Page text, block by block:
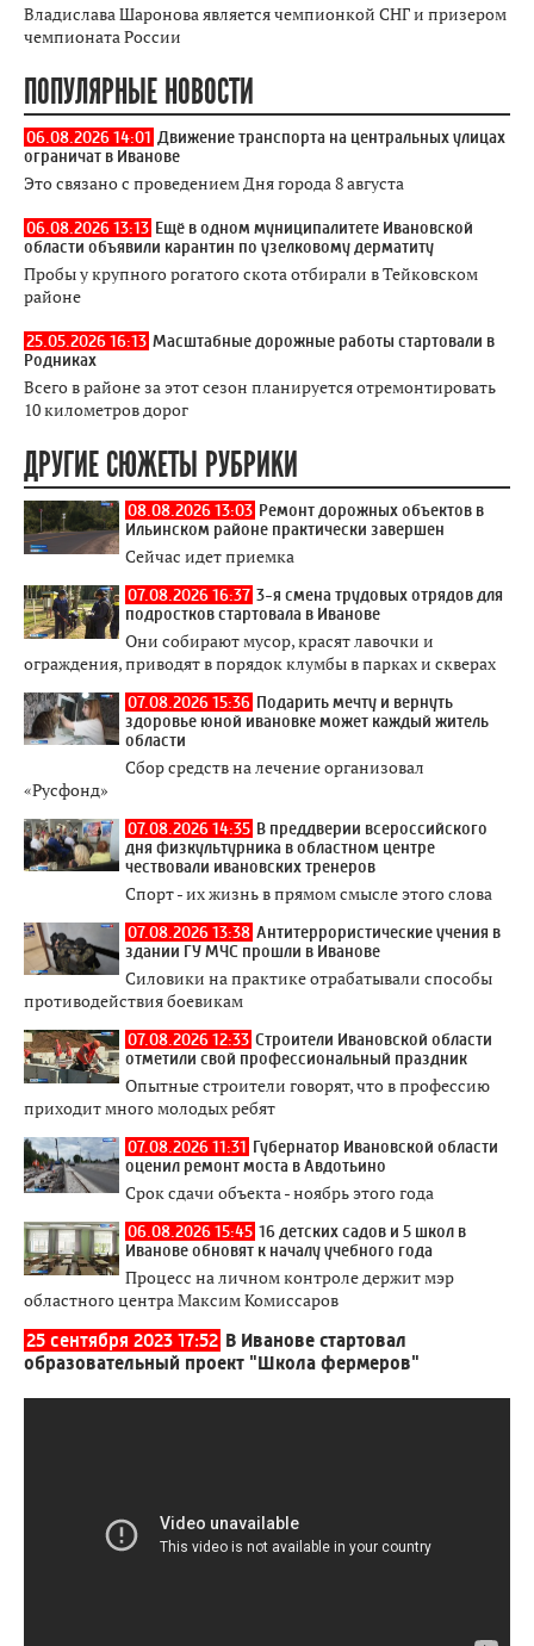
Владислава Шаронова является чемпионкой СНГ и призером
чемпионата России
ПОПУЛЯРНЫЕ НОВОСТИ
06.08.2026 14:01 Движение транспорта на центральных улицах
ограничат в Иванове
Это связано с проведением Дня города 8 августа
06.08.2026 13:13 Ещё в одном муниципалитете Ивановской
области объявили карантин по узелковому дерматиту
Пробы у крупного рогатого скота отбирали в Тейковском
районе
25.05.2026 16:13 Масштабные дорожные работы стартовали в
Родниках
Всего в районе за этот сезон планируется отремонтировать
10 километров дорог
ДРУГИЕ СЮЖЕТЫ РУБРИКИ
08.08.2026 13:03 Ремонт дорожных объектов в
Ильинском районе практически завершен
Сейчас идет приемка
07.08.2026 16:37 3-я смена трудовых отрядов для
подростков стартовала в Иванове
Они собирают мусор, красят лавочки и
ограждения, приводят в порядок клумбы в парках и скверах
07.08.2026 15:36 Подарить мечту и вернуть
здоровье юной ивановке может каждый житель
области
Сбор средств на лечение организовал
«Русфонд»
07.08.2026 14:35 В преддверии всероссийского
дня физкультурника в областном центре
чествовали ивановских тренеров
Спорт - их жизнь в прямом смысле этого слова
07.08.2026 13:38 Антитеррористические учения в
здании ГУ МЧС прошли в Иванове
Силовики на практике отрабатывали способы
противодействия боевикам
07.08.2026 12:33 Строители Ивановской области
отметили свой профессиональный праздник
Опытные строители говорят, что в профессию
приходит много молодых ребят
07.08.2026 11:31 Губернатор Ивановской области
оценил ремонт моста в Авдотьино
Срок сдачи объекта - ноябрь этого года
06.08.2026 15:45 16 детских садов и 5 школ в
Иванове обновят к началу учебного года
Процесс на личном контроле держит мэр
областного центра Максим Комиссаров
25 сентября 2023 17:52 В Иванове стартовал
образовательный проект "Школа фермеров"